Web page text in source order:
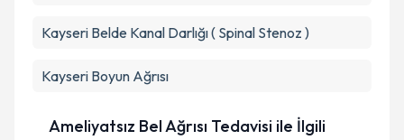
Kayseri Belde Kanal Darlığı ( Spinal Stenoz )
Kayseri Boyun Ağrısı
Ameliyatsız Bel Ağrısı Tedavisi ile İlgili